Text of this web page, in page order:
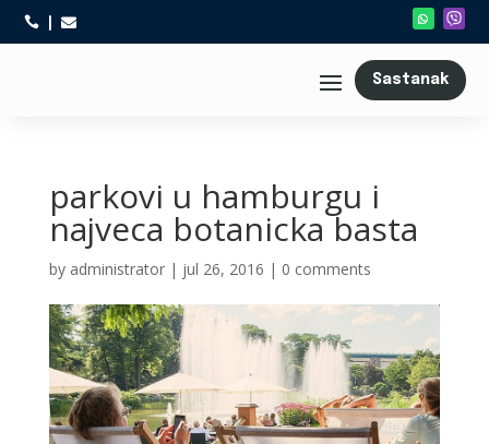
 
Sastanak
parkovi u hamburgu i
najveca botanicka basta
by administrator| jul 26, 2016 | 0 comments